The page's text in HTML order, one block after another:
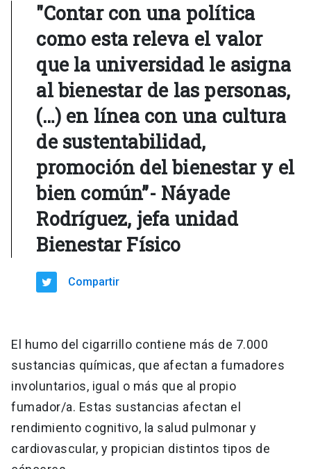
"Contar con una política
como esta releva el valor
que la universidad le asigna
al bienestar de las personas,
(…) en línea con una cultura
de sustentabilidad,
promoción del bienestar y el
bien común”- Náyade
Rodríguez, jefa unidad
Bienestar Físico
Compartir
El humo del cigarrillo contiene más de 7.000
sustancias químicas, que afectan a fumadores
involuntarios, igual o más que al propio
fumador/a. Estas sustancias afectan el
rendimiento cognitivo, la salud pulmonar y
cardiovascular, y propician distintos tipos de